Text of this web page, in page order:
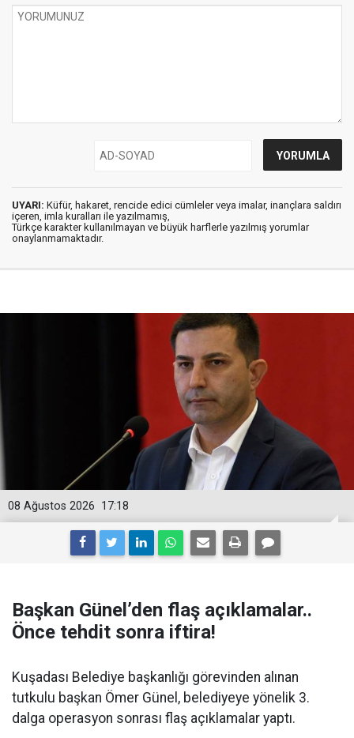
UYARI: Küfür, hakaret, rencide edici cümleler veya imalar, inançlara saldırı
içeren, imla kuralları ile yazılmamış,
Türkçe karakter kullanılmayan ve büyük harflerle yazılmış yorumlar
onaylanmamaktadır.
17:18
08 Ağustos 2026
Başkan Günel’den flaş açıklamalar..
Önce tehdit sonra iftira!
Kuşadası Belediye başkanlığı görevinden alınan
tutkulu başkan Ömer Günel, belediyeye yönelik 3.
dalga operasyon sonrası flaş açıklamalar yaptı.